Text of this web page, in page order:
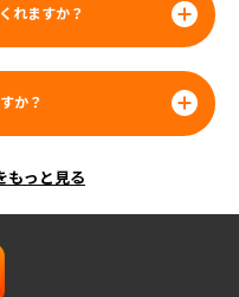
れますか？
か？
はお振り込みにてご返済
計金額を超えるご返済はできま
に必要な金額は返済日により異
額（借入残高・利息・遅延損害
もっと見る